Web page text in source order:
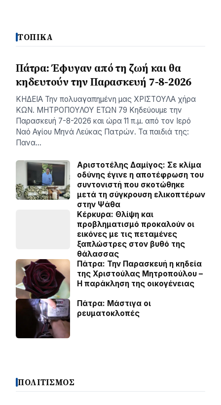
ΤΟΠΙΚΑ
Πάτρα: Έφυγαν από τη ζωή και θα
κηδευτούν την Παρασκευή 7-8-2026
ΚΗΔΕΙΑ Την πολυαγαπημένη μας ΧΡΙΣΤΟΥΛΑ χήρα
ΚΩΝ. ΜΗΤΡΟΠΟΥΛΟΥ ΕΤΩΝ 79 Κηδεύουμε την
Παρασκευή 7-8-2026 και ώρα 11 π.μ. από τον Ιερό
Ναό Αγίου Μηνά Λεύκας Πατρών. Τα παιδιά της:
Πανα…
Αριστοτέλης Δαμίγος: Σε κλίμα
οδύνης έγινε η αποτέφρωση του
συντονιστή που σκοτώθηκε
μετά τη σύγκρουση ελικοπτέρων
στην Ψάθα
Κέρκυρα: Θλίψη και
προβληματισμό προκαλούν οι
εικόνες με τις πεταμένες
ξαπλώστρες στον βυθό της
θάλασσας
Πάτρα: Την Παρασκευή η κηδεία
της Χριστούλας Μητροπούλου –
Η παράκληση της οικογένειας
Πάτρα: Μάστιγα οι
ρευµατοκλοπές
ΠΟΛΙΤΙΣΜΟΣ